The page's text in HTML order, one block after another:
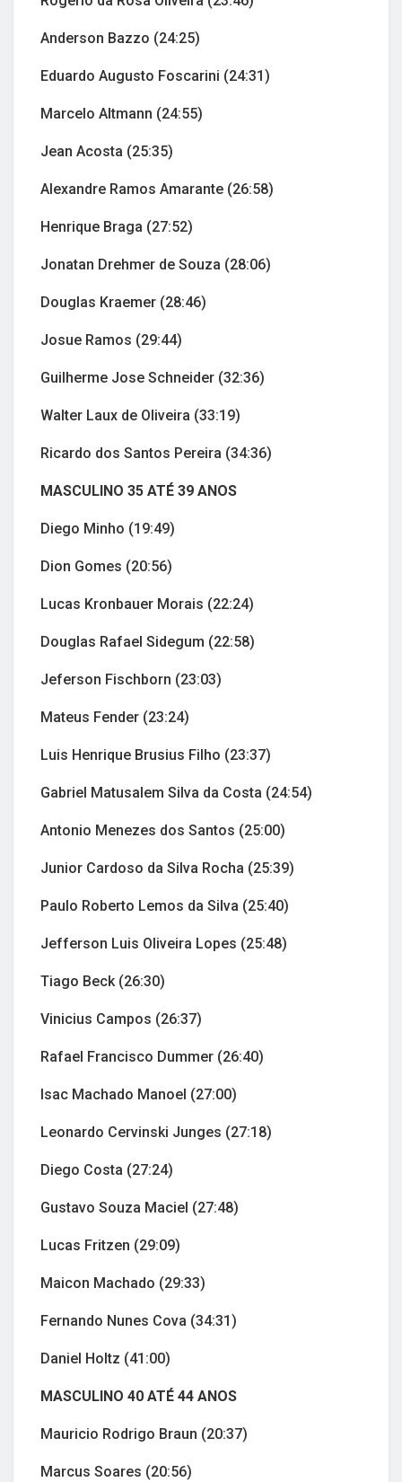
Anderson Bazzo (24:25)
Eduardo Augusto Foscarini (24:31)
Marcelo Altmann (24:55)
Jean Acosta (25:35)
Alexandre Ramos Amarante (26:58)
Henrique Braga (27:52)
Jonatan Drehmer de Souza (28:06)
Douglas Kraemer (28:46)
Josue Ramos (29:44)
Guilherme Jose Schneider (32:36)
Walter Laux de Oliveira (33:19)
Ricardo dos Santos Pereira (34:36)
MASCULINO 35 ATÉ 39 ANOS
Diego Minho (19:49)
Dion Gomes (20:56)
Lucas Kronbauer Morais (22:24)
Douglas Rafael Sidegum (22:58)
Jeferson Fischborn (23:03)
Mateus Fender (23:24)
Luis Henrique Brusius Filho (23:37)
Gabriel Matusalem Silva da Costa (24:54)
Antonio Menezes dos Santos (25:00)
Junior Cardoso da Silva Rocha (25:39)
Paulo Roberto Lemos da Silva (25:40)
Jefferson Luis Oliveira Lopes (25:48)
Tiago Beck (26:30)
Vinicius Campos (26:37)
Rafael Francisco Dummer (26:40)
Isac Machado Manoel (27:00)
Leonardo Cervinski Junges (27:18)
Diego Costa (27:24)
Gustavo Souza Maciel (27:48)
Lucas Fritzen (29:09)
Maicon Machado (29:33)
Fernando Nunes Cova (34:31)
Daniel Holtz (41:00)
MASCULINO 40 ATÉ 44 ANOS
Mauricio Rodrigo Braun (20:37)
Marcus Soares (20:56)